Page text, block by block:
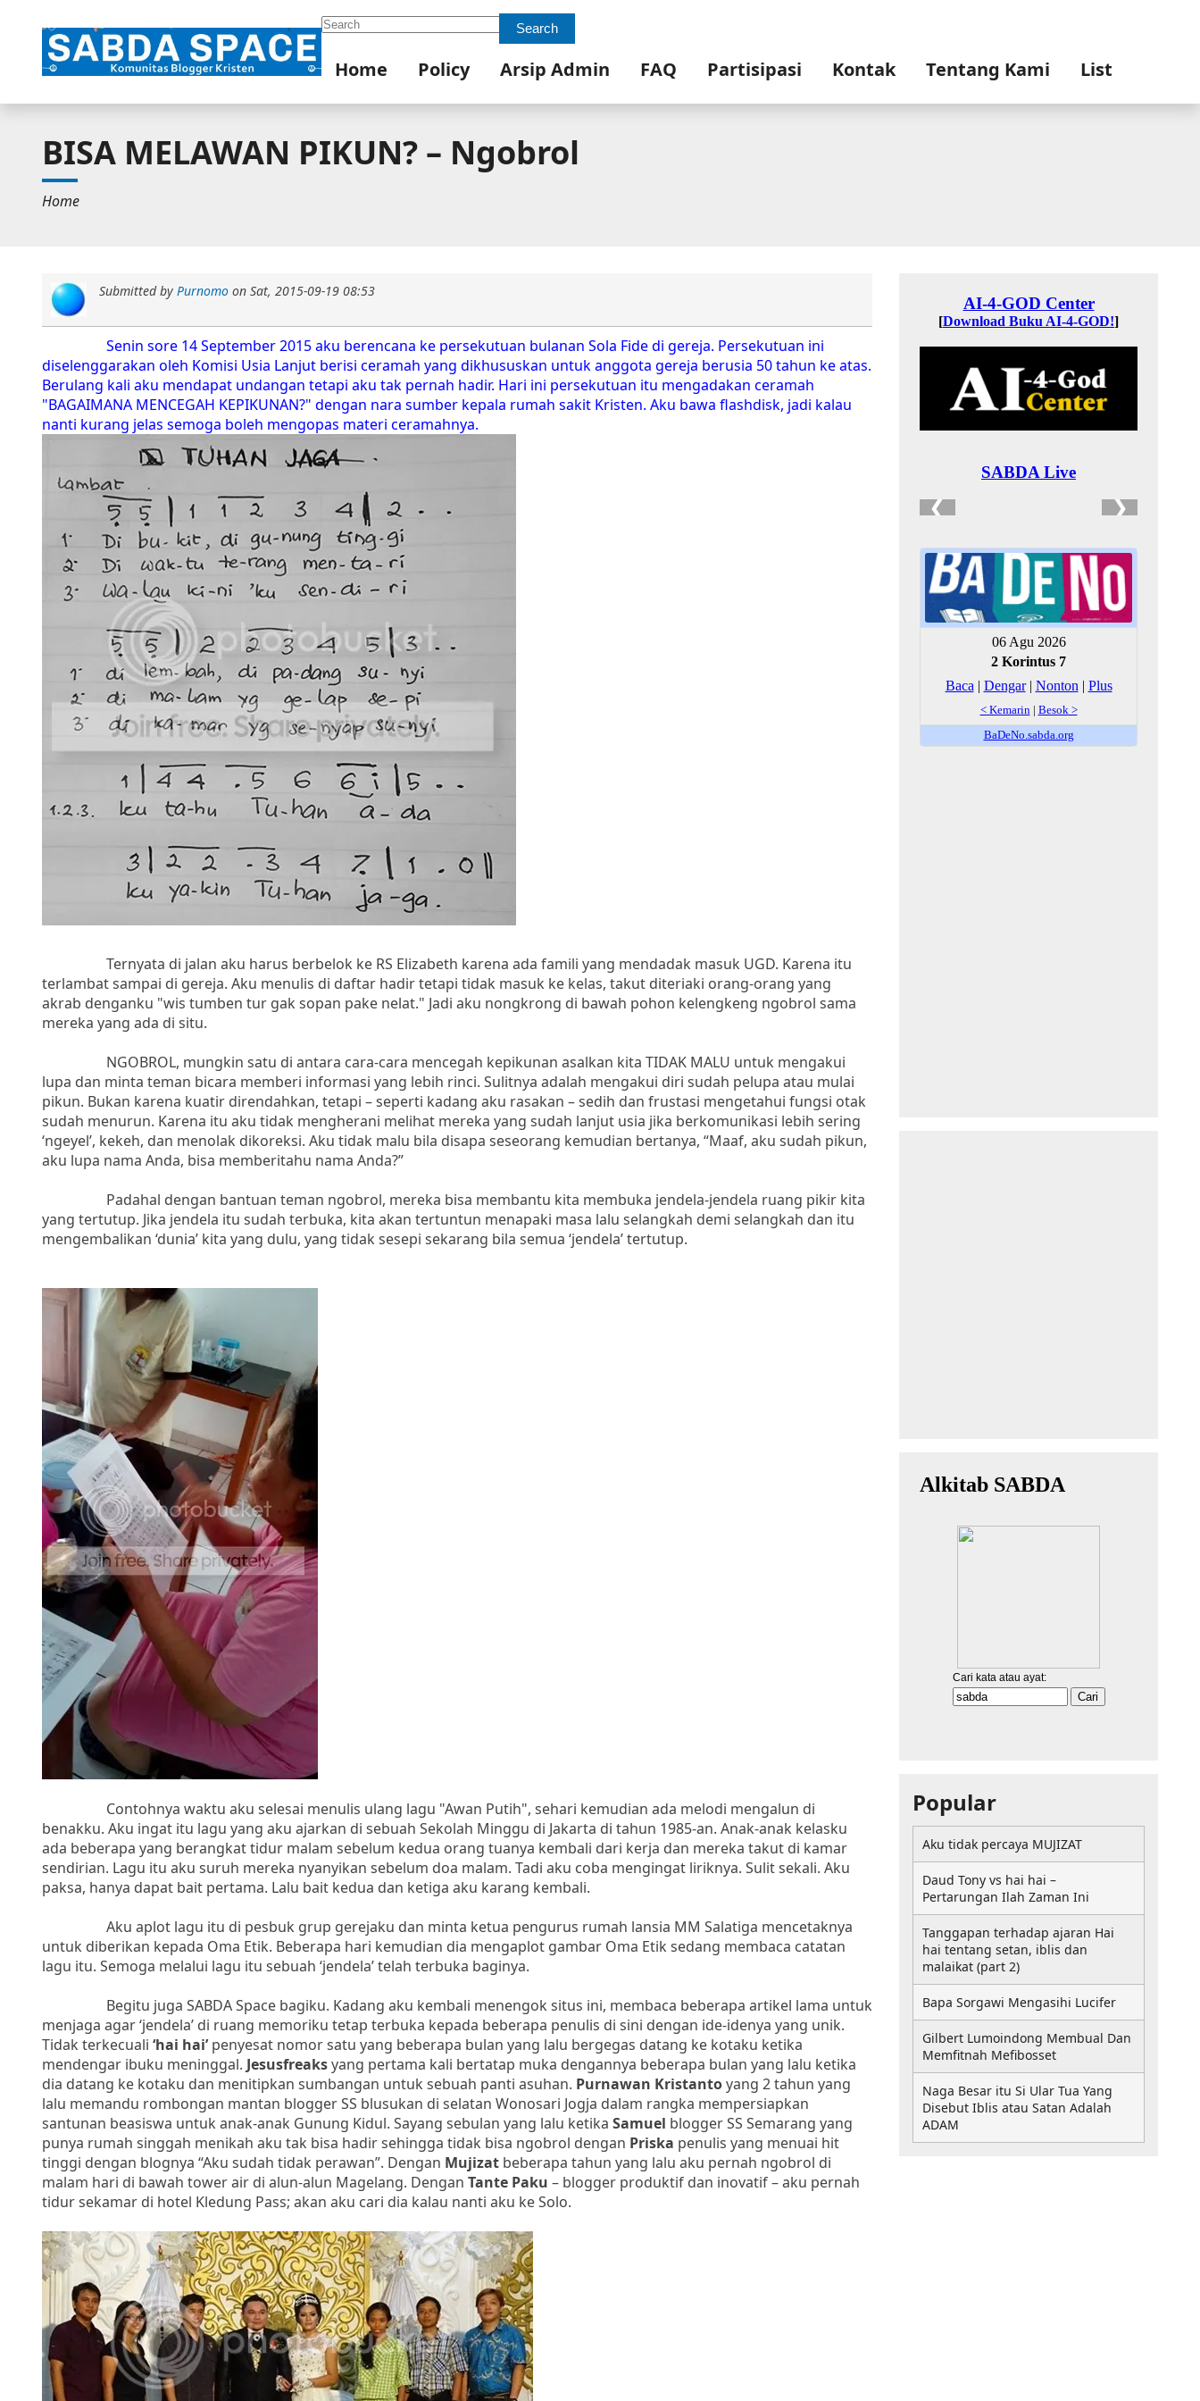
Search Search
Home Policy Arsip Admin FAQ Partisipasi Kontak Tentang Kami List
BISA MELAWAN PIKUN? – Ngobrol
Home
Submitted by Purnomo on Sat, 2015-09-19 08:53
Senin sore 14 September 2015 aku berencana ke persekutuan bulanan Sola Fide di gereja. Persekutuan ini
diselenggarakan oleh Komisi Usia Lanjut berisi ceramah yang dikhususkan untuk anggota gereja berusia 50 tahun ke atas.
Berulang kali aku mendapat undangan tetapi aku tak pernah hadir. Hari ini persekutuan itu mengadakan ceramah
"BAGAIMANA MENCEGAH KEPIKUNAN?" dengan nara sumber kepala rumah sakit Kristen. Aku bawa flashdisk, jadi kalau
nanti kurang jelas semoga boleh mengopas materi ceramahnya.
Ternyata di jalan aku harus berbelok ke RS Elizabeth karena ada famili yang mendadak masuk UGD. Karena itu
terlambat sampai di gereja. Aku menulis di daftar hadir tetapi tidak masuk ke kelas, takut diteriaki orang-orang yang
akrab denganku "wis tumben tur gak sopan pake nelat." Jadi aku nongkrong di bawah pohon kelengkeng ngobrol sama
mereka yang ada di situ.
NGOBROL, mungkin satu di antara cara-cara mencegah kepikunan asalkan kita TIDAK MALU untuk mengakui
lupa dan minta teman bicara memberi informasi yang lebih rinci. Sulitnya adalah mengakui diri sudah pelupa atau mulai
pikun. Bukan karena kuatir direndahkan, tetapi – seperti kadang aku rasakan – sedih dan frustasi mengetahui fungsi otak
sudah menurun. Karena itu aku tidak mengherani melihat mereka yang sudah lanjut usia jika berkomunikasi lebih sering
‘ngeyel’, kekeh, dan menolak dikoreksi. Aku tidak malu bila disapa seseorang kemudian bertanya, “Maaf, aku sudah pikun,
aku lupa nama Anda, bisa memberitahu nama Anda?”
Padahal dengan bantuan teman ngobrol, mereka bisa membantu kita membuka jendela-jendela ruang pikir kita
yang tertutup. Jika jendela itu sudah terbuka, kita akan tertuntun menapaki masa lalu selangkah demi selangkah dan itu
mengembalikan ‘dunia’ kita yang dulu, yang tidak sesepi sekarang bila semua ‘jendela’ tertutup.
Contohnya waktu aku selesai menulis ulang lagu "Awan Putih", sehari kemudian ada melodi mengalun di
benakku. Aku ingat itu lagu yang aku ajarkan di sebuah Sekolah Minggu di Jakarta di tahun 1985-an. Anak-anak kelasku
ada beberapa yang berangkat tidur malam sebelum kedua orang tuanya kembali dari kerja dan mereka takut di kamar
sendirian. Lagu itu aku suruh mereka nyanyikan sebelum doa malam. Tadi aku coba mengingat liriknya. Sulit sekali. Aku
paksa, hanya dapat bait pertama. Lalu bait kedua dan ketiga aku karang kembali.
Aku aplot lagu itu di pesbuk grup gerejaku dan minta ketua pengurus rumah lansia MM Salatiga mencetaknya
untuk diberikan kepada Oma Etik. Beberapa hari kemudian dia mengaplot gambar Oma Etik sedang membaca catatan
lagu itu. Semoga melalui lagu itu sebuah ‘jendela’ telah terbuka baginya.
Begitu juga SABDA Space bagiku. Kadang aku kembali menengok situs ini, membaca beberapa artikel lama untuk
menjaga agar ‘jendela’ di ruang memoriku tetap terbuka kepada beberapa penulis di sini dengan ide-idenya yang unik.
Tidak terkecuali ‘hai hai’penyesat nomor satu yang beberapa bulan yang lalu bergegas datang ke kotaku ketika
mendengar ibuku meninggal. Jesusfreaksyang pertama kali bertatap muka dengannya beberapa bulan yang lalu ketika
dia datang ke kotaku dan menitipkan sumbangan untuk sebuah panti asuhan. Purnawan Kristantoyang 2 tahun yang
lalu memandu rombongan mantan blogger SS blusukan di selatan Wonosari Jogja dalam rangka mempersiapkan
santunan beasiswa untuk anak-anak Gunung Kidul. Sayang sebulan yang lalu ketika Samuel blogger SS Semarang yang
punya rumah singgah menikah aku tak bisa hadir sehingga tidak bisa ngobrol dengan Priska penulis yang menuai hit
tinggi dengan blognya “Aku sudah tidak perawan”. Dengan Mujizat beberapa tahun yang lalu aku pernah ngobrol di
malam hari di bawah tower air di alun-alun Magelang. Dengan Tante Paku – blogger produktif dan inovatif – aku pernah
tidur sekamar di hotel Kledung Pass; akan aku cari dia kalau nanti aku ke Solo.
Popular
Aku tidak percaya MUJIZAT
Daud Tony vs hai hai –
Pertarungan Ilah Zaman Ini
Tanggapan terhadap ajaran Hai
hai tentang setan, iblis dan
malaikat (part 2)
Bapa Sorgawi Mengasihi Lucifer
Gilbert Lumoindong Membual Dan
Memfitnah Mefibosset
Naga Besar itu Si Ular Tua Yang
Disebut Iblis atau Satan Adalah
ADAM